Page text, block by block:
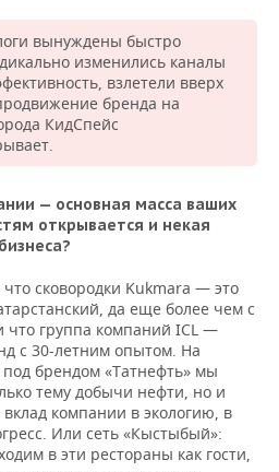
вынуждены быстро
изменились каналы
взлетели вверх
бренда на
КидСпейс
— основная масса ваших
открывается и некая
сковородки Kukmara — это
да еще более чем с
что группа компаний ICL —
с 30-летним опытом. На
брендом «Татнефть» мы
тему добычи нефти, но и
компании в экологию, в
Или сеть «Кыстыбый»:
в эти рестораны как гости,